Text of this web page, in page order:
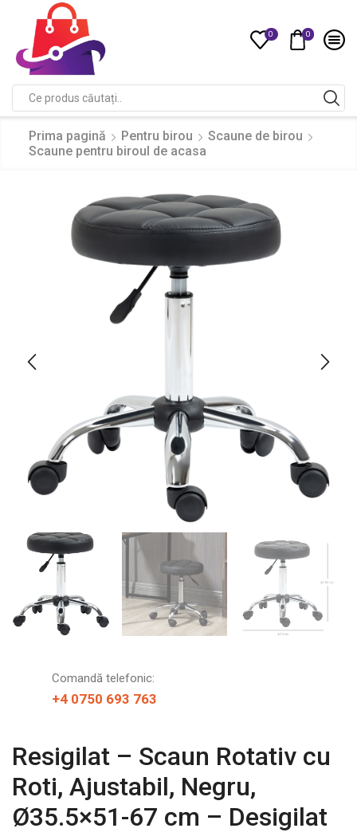
0 0
input
Prima pagină Pentru birou
Scaune de birou
Scaune pentru biroul de acasa
Comandă telefonic:
+4 0750 693 763
Resigilat – Scaun Rotativ cu
Roti, Ajustabil, Negru,
Ø35.5×51-67 cm – Desigilat